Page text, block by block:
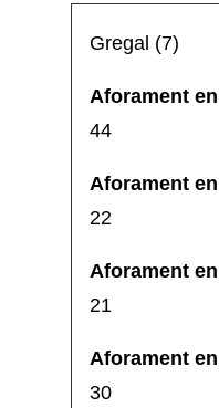
Gregal (7)
44
22
21
30